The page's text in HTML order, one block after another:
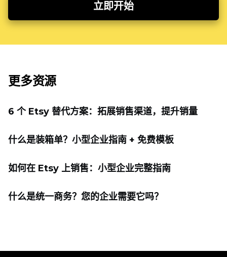
立即开始
更多资源
6 个 Etsy 替代方案：拓展销售渠道，提升销量
什么是装箱单？小型企业指南 + 免费模板
如何在 Etsy 上销售：小型企业完整指南
什么是统一商务？您的企业需要它吗？